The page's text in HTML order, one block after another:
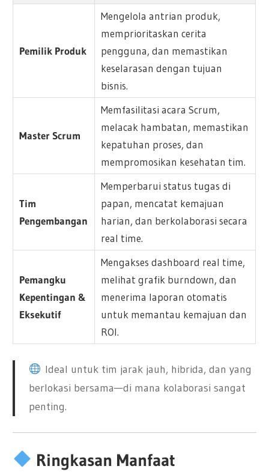
Pemilik Produk
Mengelola antrian produk,
memprioritaskan cerita
pengguna, dan memastikan
keselarasan dengan tujuan
bisnis.
Master Scrum
Memfasilitasi acara Scrum,
melacak hambatan, memastikan
kepatuhan proses, dan
mempromosikan kesehatan tim.
Tim
Pengembangan
Memperbarui status tugas di
papan, mencatat kemajuan
harian, dan berkolaborasi secara
real time.
Pemangku
Kepentingan &
Eksekutif
Mengakses dashboard real time,
melihat grafik burndown, dan
menerima laporan otomatis
untuk memantau kemajuan dan
ROI.
Ideal untuk tim jarak jauh, hibrida, dan yang
berlokasi bersama—di mana kolaborasi sangat
penting.
Ringkasan Manfaat